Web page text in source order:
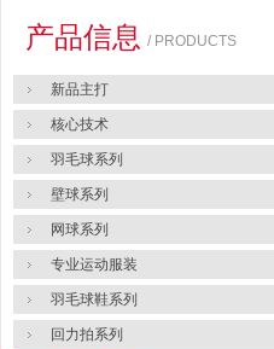
产品信息 / PRODUCTS
新品主打
核心技术
羽毛球系列
壁球系列
网球系列
专业运动服装
羽毛球鞋系列
回力拍系列